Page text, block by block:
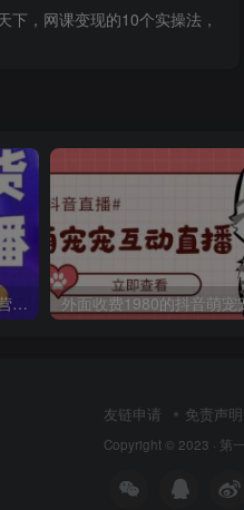
下，网课变现的10个实操法，
二占说直播·直播带货主播运营课程，主播运营二合一实操课
友链申请 免责声明
Copyright © 2023 · 第